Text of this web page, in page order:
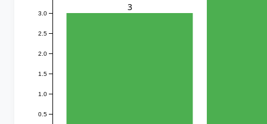
0.5
1.0
1.5
2.0
2.5
3.0
3